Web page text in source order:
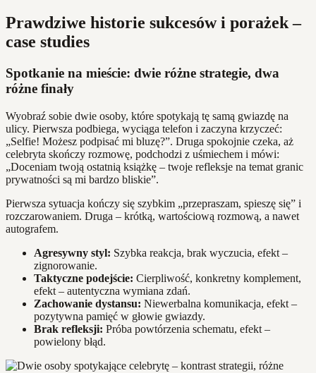
Prawdziwe historie sukcesów i porażek –
case studies
Spotkanie na mieście: dwie różne strategie, dwa
różne finały
Wyobraź sobie dwie osoby, które spotykają tę samą gwiazdę na
ulicy. Pierwsza podbiega, wyciąga telefon i zaczyna krzyczeć:
„Selfie! Możesz podpisać mi bluzę?”. Druga spokojnie czeka, aż
celebryta skończy rozmowę, podchodzi z uśmiechem i mówi:
„Doceniam twoją ostatnią książkę – twoje refleksje na temat granic
prywatności są mi bardzo bliskie”.
Pierwsza sytuacja kończy się szybkim „przepraszam, spieszę się” i
rozczarowaniem. Druga – krótką, wartościową rozmową, a nawet
autografem.
Agresywny styl: Szybka reakcja, brak wyczucia, efekt –
zignorowanie.
Taktyczne podejście: Cierpliwość, konkretny komplement,
efekt – autentyczna wymiana zdań.
Zachowanie dystansu: Niewerbalna komunikacja, efekt –
pozytywna pamięć w głowie gwiazdy.
Brak refleksji: Próba powtórzenia schematu, efekt –
powielony błąd.